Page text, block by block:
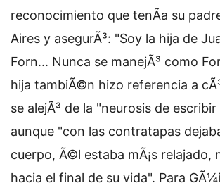
reconocimiento que tenÃ­a su
Aires y asegurÃ³: "Soy la hija de
Forn... Nunca se manejÃ³ como
hija tambiÃ©n hizo referencia a
se alejÃ³ de la "neurosis de
aunque "con las contratapas
cuerpo, Ã©l estaba mÃ¡s relajado,
hacia el final de su vida". Para